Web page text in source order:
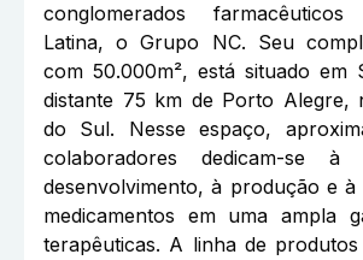
conglomerados
Latina, o Grupo NC. Seu
com 50.000m², está situado em
distante 75 km de Porto Alegre,
do Sul. Nesse espaço,
colaboradores dedicam-se à
desenvolvimento, à produção e à
medicamentos em uma ampla
terapêuticas. A linha de